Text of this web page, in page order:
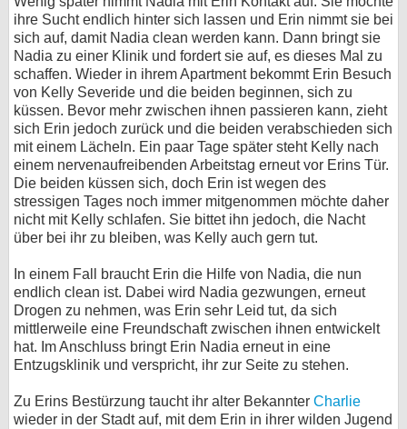
ihre Sucht endlich hinter sich lassen und Erin nimmt sie bei
sich auf, damit Nadia clean werden kann. Dann bringt sie
Nadia zu einer Klinik und fordert sie auf, es dieses Mal zu
schaffen. Wieder in ihrem Apartment bekommt Erin Besuch
von Kelly Severide und die beiden beginnen, sich zu
küssen. Bevor mehr zwischen ihnen passieren kann, zieht
sich Erin jedoch zurück und die beiden verabschieden sich
mit einem Lächeln. Ein paar Tage später steht Kelly nach
einem nervenaufreibenden Arbeitstag erneut vor Erins Tür.
Die beiden küssen sich, doch Erin ist wegen des
stressigen Tages noch immer mitgenommen möchte daher
nicht mit Kelly schlafen. Sie bittet ihn jedoch, die Nacht
über bei ihr zu bleiben, was Kelly auch gern tut.
In einem Fall braucht Erin die Hilfe von Nadia, die nun
endlich clean ist. Dabei wird Nadia gezwungen, erneut
Drogen zu nehmen, was Erin sehr Leid tut, da sich
mittlerweile eine Freundschaft zwischen ihnen entwickelt
hat. Im Anschluss bringt Erin Nadia erneut in eine
Entzugsklinik und verspricht, ihr zur Seite zu stehen.
Zu Erins Bestürzung taucht ihr alter Bekannter Charlie
wieder in der Stadt auf, mit dem Erin in ihrer wilden Jugend